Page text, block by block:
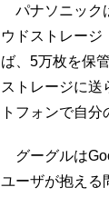
パナソニック
ウドストレージ
ば、5万枚を保
ストレージに送
トフォンで自
グーグルは
ユーザが抱える